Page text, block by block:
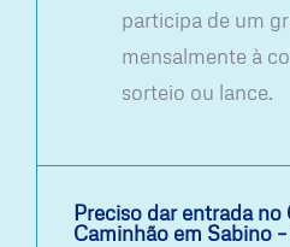
participa de um
mensalmente à
sorteio ou lance.
Preciso dar entrada no
Caminhão em Sabino –